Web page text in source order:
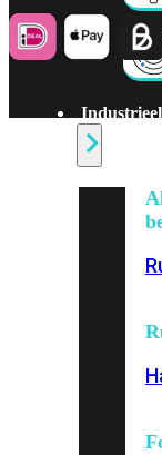
Industrieel